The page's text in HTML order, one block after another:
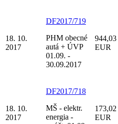
18. 10.
2017
DF2017/719
PHM obecné
autá + ÚVP
01.09. -
30.09.2017
944,03
EUR
18. 10.
2017
DF2017/718
MŠ - elektr.
energia -
173,02
EUR